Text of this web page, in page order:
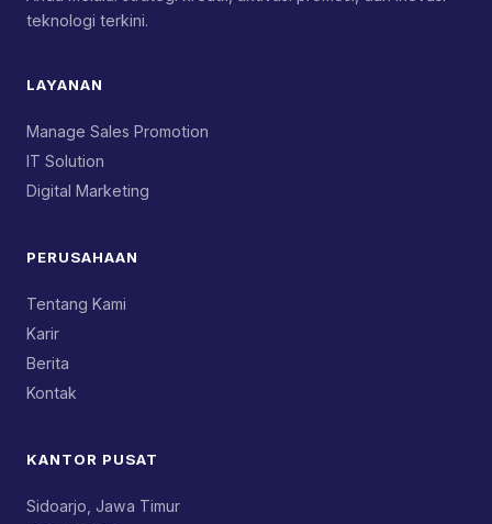
teknologi terkini.
LAYANAN
Manage Sales Promotion
IT Solution
Digital Marketing
PERUSAHAAN
Tentang Kami
Karir
Berita
Kontak
KANTOR PUSAT
Sidoarjo, Jawa Timur